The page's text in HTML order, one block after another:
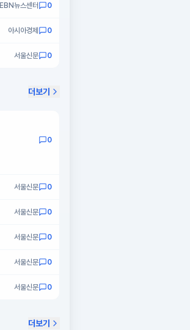
EBN뉴스센터 0
아시아경제 0
서울신문 0
더보기
0
서울신문 0
서울신문 0
서울신문 0
서울신문 0
서울신문 0
더보기